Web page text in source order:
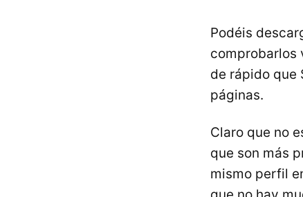
Podéis
comprobarlos
de rápido que
páginas.
Claro que no
que son más
mismo perfil